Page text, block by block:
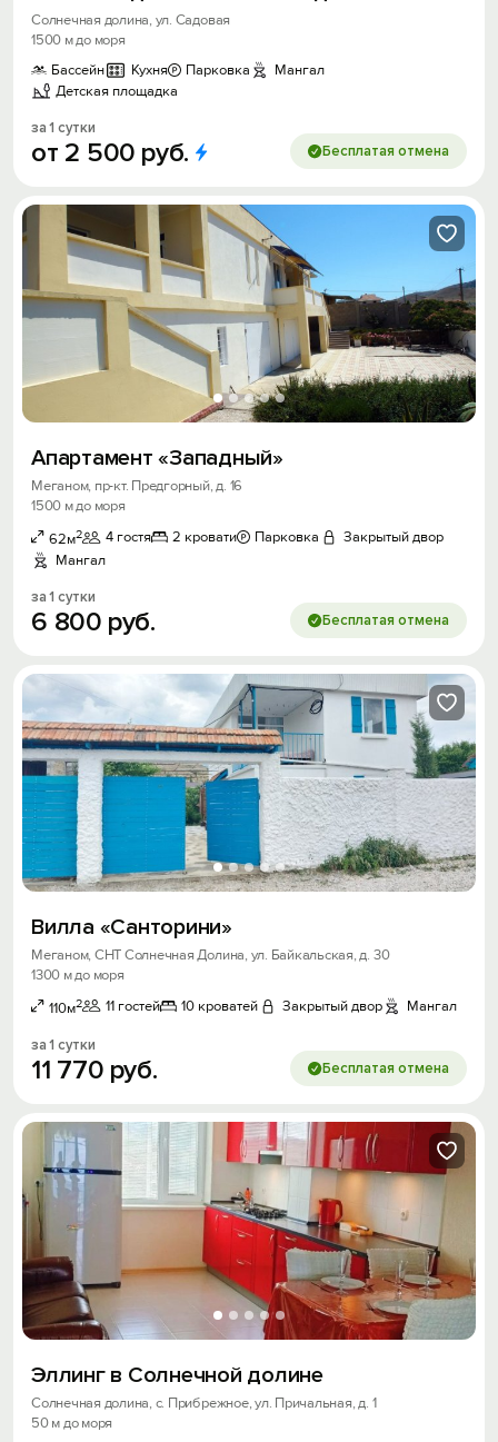
Солнечная долина, ул. Садовая
1500 м до моря
Бассейн
Кухня Парковка
Мангал
Детская площадка
за 1 сутки
от 2 500 руб. Бесплатая отмена
Апартамент «Западный»
Меганом, пр-кт. Предгорный, д. 16
1500 м до моря
62м2 4 гостя 2 кровати Парковка
Закрытый двор
Мангал
за 1 сутки
6 800 руб. Бесплатая отмена
Вилла «Санторини»
Меганом, СНТ Солнечная Долина, ул. Байкальская, д. 30
1300 м до моря
110м2 11 гостей 10 кроватей Закрытый двор Мангал
за 1 сутки
11 770 руб. Бесплатая отмена
Эллинг в Солнечной долине
Солнечная долина, с. Прибрежное, ул. Причальная, д. 1
50 м до моря